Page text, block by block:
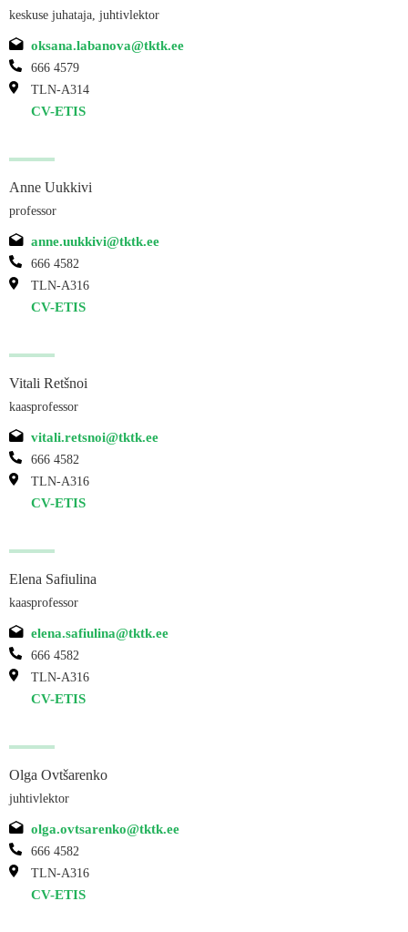
keskuse juhataja, juhtivlektor
oksana.labanova@tktk.ee
666 4579
TLN-A314
CV-ETIS
Anne Uukkivi
professor
anne.uukkivi@tktk.ee
666 4582
TLN-A316
CV-ETIS
Vitali Retšnoi
kaasprofessor
vitali.retsnoi@tktk.ee
666 4582
TLN-A316
CV-ETIS
Elena Safiulina
kaasprofessor
elena.safiulina@tktk.ee
666 4582
TLN-A316
CV-ETIS
Olga Ovtšarenko
juhtivlektor
olga.ovtsarenko@tktk.ee
666 4582
TLN-A316
CV-ETIS